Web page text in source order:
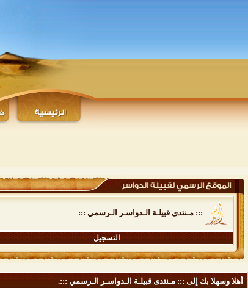
::: مـنتدى قبيلـة الـدواسـر الـرسمي :::
التسجيل
أهلا وسهلا بك إلى ::: مـنتدى قبيلـة الـدواسـر الـرسمي :::.